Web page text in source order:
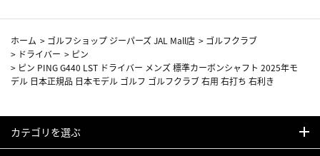
ホーム > ゴルフショップ ジーパーズ JAL Mall店 > ゴルフクラブ
> ドライバー > ピン
> ピン PING G440 LST ドライバー メンズ 標準カーボンシャフト 2025年モ
デル 日本正規品 日本モデル ゴルフ ゴルフクラブ 右用 右打ち 右利き
カテゴリを選ぶ